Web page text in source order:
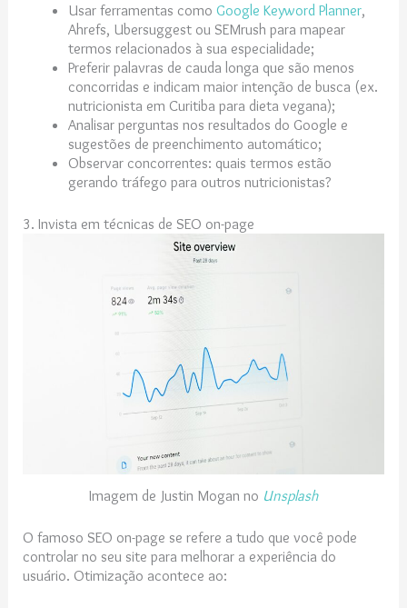
Usar ferramentas como Google Keyword Planner,
Ahrefs, Ubersuggest ou SEMrush para mapear
termos relacionados à sua especialidade;
Preferir palavras de cauda longa que são menos
concorridas e indicam maior intenção de busca (ex.
nutricionista em Curitiba para dieta vegana);
Analisar perguntas nos resultados do Google e
sugestões de preenchimento automático;
Observar concorrentes: quais termos estão
gerando tráfego para outros nutricionistas?
3. Invista em técnicas de SEO on-page
Imagem de Justin Mogan no Unsplash
O famoso SEO on-page se refere a tudo que você pode
controlar no seu site para melhorar a experiência do
usuário. Otimização acontece ao: